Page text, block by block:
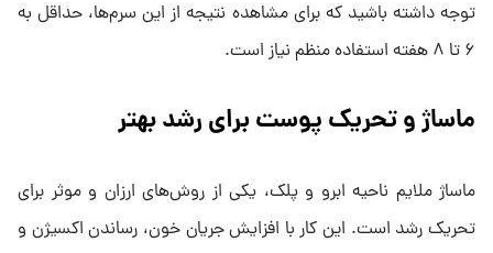
توجه داشته باشید که برای مشاهده نتیجه از این سرم‌ها، حداقل به
۶ تا ۸ هفته استفاده منظم نیاز است.
ماساژ و تحریک پوست برای رشد بهتر
ماساژ ملایم ناحیه ابرو و پلک، یکی از روش‌های ارزان و موثر برای
تحریک رشد است. این کار با افزایش جریان خون، رساندن اکسیژن و